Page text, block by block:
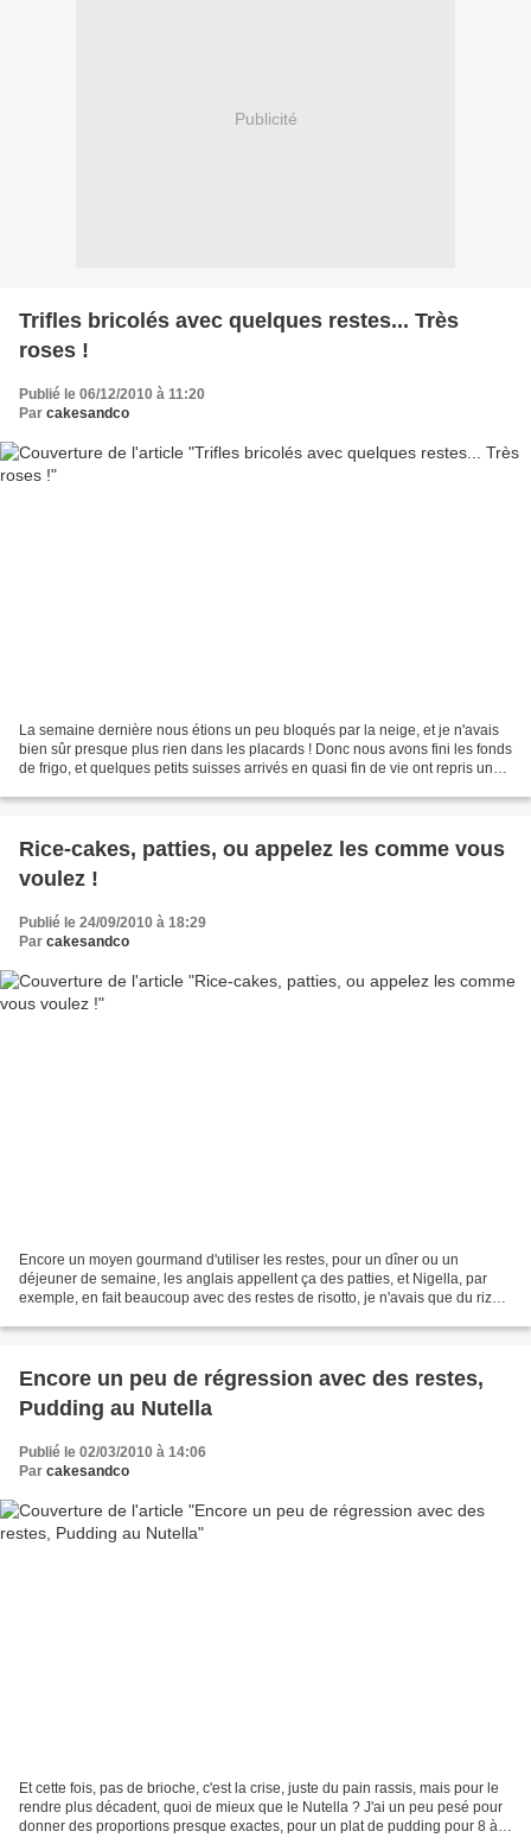
Publicité
Trifles bricolés avec quelques restes... Très
roses !
Publié le 06/12/2010 à 11:20
Par cakesandco
La semaine dernière nous étions un peu bloqués par la neige, et je n'avais
bien sûr presque plus rien dans les placards ! Donc nous avons fini les fonds
de frigo, et quelques petits suisses arrivés en quasi fin de vie ont repris une
Rice-cakes, patties, ou appelez les comme vous
voulez !
Publié le 24/09/2010 à 18:29
Par cakesandco
Encore un moyen gourmand d'utiliser les restes, pour un dîner ou un
déjeuner de semaine, les anglais appellent ça des patties, et Nigella, par
exemple, en fait beaucoup avec des restes de risotto, je n'avais que du riz
Encore un peu de régression avec des restes,
Pudding au Nutella
Publié le 02/03/2010 à 14:06
Par cakesandco
Et cette fois, pas de brioche, c'est la crise, juste du pain rassis, mais pour le
rendre plus décadent, quoi de mieux que le Nutella ? J'ai un peu pesé pour
donner des proportions presque exactes, pour un plat de pudding pour 8 à 8